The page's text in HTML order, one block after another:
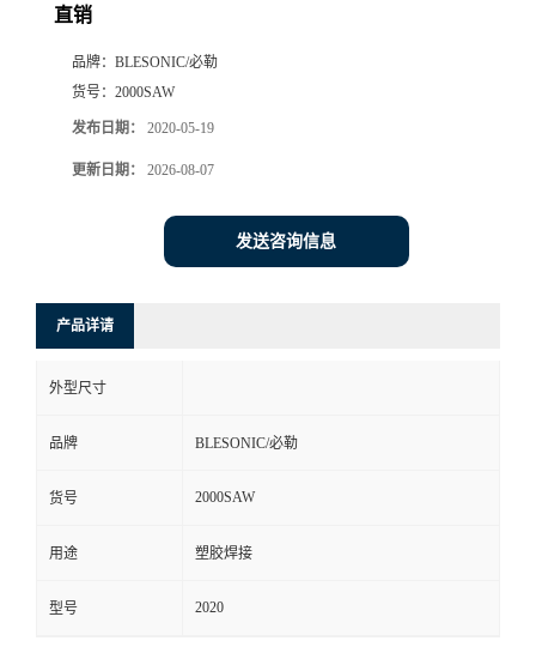
直销
品牌： BLESONIC/必勒
货号： 2000SAW
发布日期： 2020-05-19
更新日期： 2026-08-07
发送咨询信息
产品详请
外型尺寸
品牌 BLESONIC/必勒
货号 2000SAW
用途 塑胶焊接
型号 2020